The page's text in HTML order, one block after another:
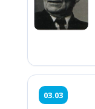
03.03